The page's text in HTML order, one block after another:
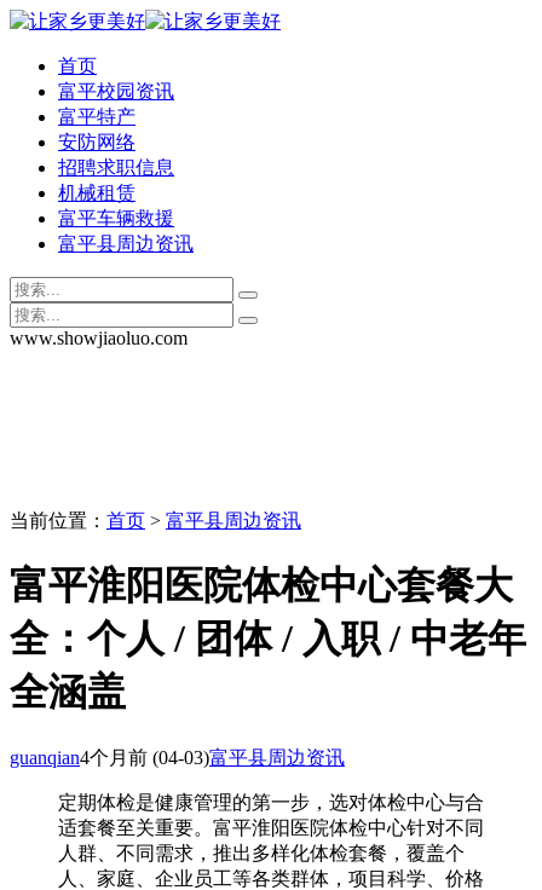
首页
富平校园资讯
富平特产
安防网络
招聘求职信息
机械租赁
富平车辆救援
富平县周边资讯
www.showjiaoluo.com
当前位置： 首页 > 富平县周边资讯
富平淮阳医院体检中心套餐大
全：个人 / 团体 / 入职 / 中老年
全涵盖
guanqian4个月前 (04-03)富平县周边资讯
定期体检是健康管理的第一步，选对体检中心与合
适套餐至关重要。富平淮阳医院体检中心针对不同
人群、不同需求，推出多样化体检套餐，覆盖个
人、家庭、企业员工等各类群体，项目科学、价格